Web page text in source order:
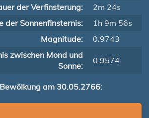
der Verfinsterung:
2m 24s
der Sonnenfinsternis:
1h 9m 56s
Magnitude:
0.9743
zwischen Mond und
Sonne:
0.9574
am 30.05.2766: